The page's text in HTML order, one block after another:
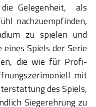
Gelegenheit, als
nachzuempfinden,
zu spielen und
Spiels der Serie
die wie für Profi-
mit
des Spiels,
Siegerehrung zu